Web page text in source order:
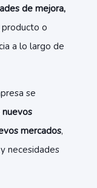
de mejora,
o
a lo largo de
se
mercados,
necesidades